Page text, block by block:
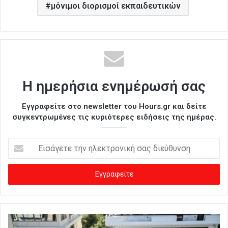
μόνιμοι διορισμοί εκπαιδευτικών
Η ημερήσια ενημέρωσή σας
Εγγραφείτε στο newsletter του Hours.gr και δείτε
συγκεντρωμένες τις κυριότερες ειδήσεις της ημέρας.
σ
γ
ε
ε